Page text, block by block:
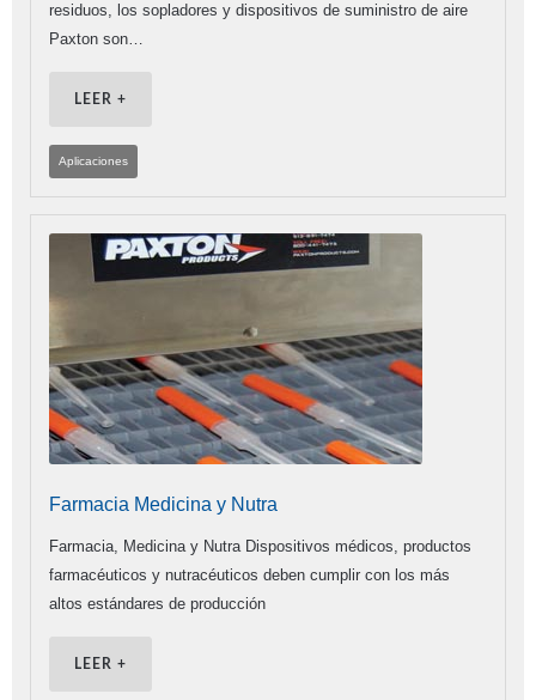
residuos, los sopladores y dispositivos de suministro de aire
Paxton son…
LEER +
Aplicaciones
Farmacia Medicina y Nutra
Farmacia, Medicina y Nutra Dispositivos médicos, productos
farmacéuticos y nutracéuticos deben cumplir con los más
altos estándares de producción
LEER +